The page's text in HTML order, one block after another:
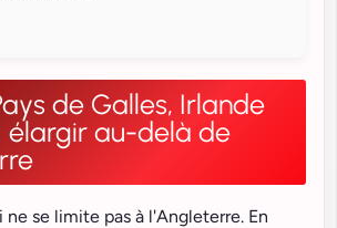
de Galles, Irlande
élargir au-delà de
ne se limite pas à l'Angleterre. En